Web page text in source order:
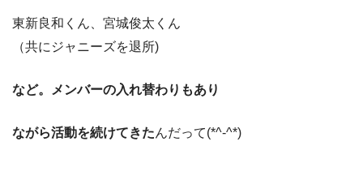
東新良和くん、宮城俊太くん
（共にジャニーズを退所)
など。メンバーの入れ替わりもあり
ながら活動を続けてきたんだって(*^-^*)